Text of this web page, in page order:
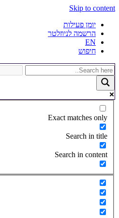
Skip to content
יומן פעילות
הרשמה לניוזלטר
EN
חיפוש
Exact matches only
Search in title
Search in content